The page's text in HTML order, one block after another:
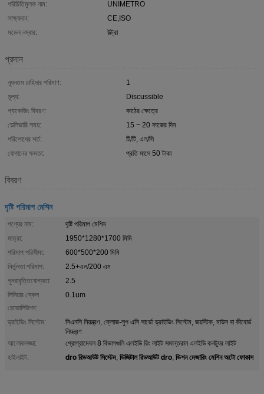
পরিচিতিমুলক নাম:
UNIMETRO
সাক্ষ্যদান:
CE,ISO
মডেল নম্বার:
উল্ট্রা
প্রদান
ন্যূনতম চাহিদার পরিমাণ:
1
মূল্য:
Discussible
প্যাকেজিং বিবরণ:
কাঠের ক্ষেত্রে
ডেলিভারি সময়:
15 ~ 20 কাজের দিন
পরিশোধের শর্ত:
টি/টি, এল/সি
যোগানের ক্ষমতা:
প্রতি মাসে 50 টাকা
বিবরণ
দৃষ্টি পরিমাপ মেশিন
পণ্যের নাম:
দৃষ্টি পরিমাপ মেশিন
মাত্রা:
1950*1280*1700 মিমি
পরিমাপ পরিসীমা:
600*500*200 মিমি
নির্ভুলতা পরিমাপ:
2.5+এল/200 এম
পুনরাবৃত্তিযোগ্যতা:
2.5
লিনিয়ার স্কেল
রেজোলিউশন:
0.1um
ড্রাইভিং সিস্টেম:
সিএনসি নিয়ন্ত্রণ, ক্লোজ-লুপ এসি সার্ভো ড্রাইভিং সিস্টেম, জয়স্টিক, মাউস বা কীবোর্ড
নিয়ন্ত্রণ
আলোকসজ্জা:
প্রোগ্রামেবল 8 বিভাগগুলি এলইডি রিং লাইট সমান্তরাল এলইডি কনট্যুর লাইট
হাইলাইট:
dro রিডআউট সিস্টেম, ডিজিটাল রিডআউট dro, ভিশন মেজারিং মেশিন অটো ফোকাস